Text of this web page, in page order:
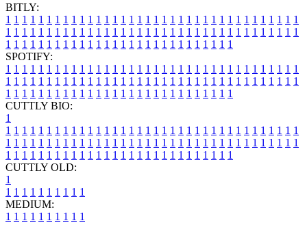
BITLY:
1 1 1 1 1 1 1 1 1 1 1 1 1 1 1 1 1 1 1 1 1 1 1 1 1 1 1 1 1 1 1 1 1 1 1 1
1 1 1 1 1 1 1 1 1 1 1 1 1 1 1 1 1 1 1 1 1 1 1 1 1 1 1 1 1 1 1 1 1 1 1 1
1 1 1 1 1 1 1 1 1 1 1 1 1 1 1 1 1 1 1 1 1 1 1 1 1 1 1 1
SPOTIFY:
1 1 1 1 1 1 1 1 1 1 1 1 1 1 1 1 1 1 1 1 1 1 1 1 1 1 1 1 1 1 1 1 1 1 1 1
1 1 1 1 1 1 1 1 1 1 1 1 1 1 1 1 1 1 1 1 1 1 1 1 1 1 1 1 1 1 1 1 1 1 1 1
1 1 1 1 1 1 1 1 1 1 1 1 1 1 1 1 1 1 1 1 1 1 1 1 1 1 1 1
CUTTLY BIO:
1
1 1 1 1 1 1 1 1 1 1 1 1 1 1 1 1 1 1 1 1 1 1 1 1 1 1 1 1 1 1 1 1 1 1 1 1
1 1 1 1 1 1 1 1 1 1 1 1 1 1 1 1 1 1 1 1 1 1 1 1 1 1 1 1 1 1 1 1 1 1 1 1
1 1 1 1 1 1 1 1 1 1 1 1 1 1 1 1 1 1 1 1 1 1 1 1 1 1 1 1
CUTTLY OLD:
1
1 1 1 1 1 1 1 1 1 1
MEDIUM:
1 1 1 1 1 1 1 1 1 1